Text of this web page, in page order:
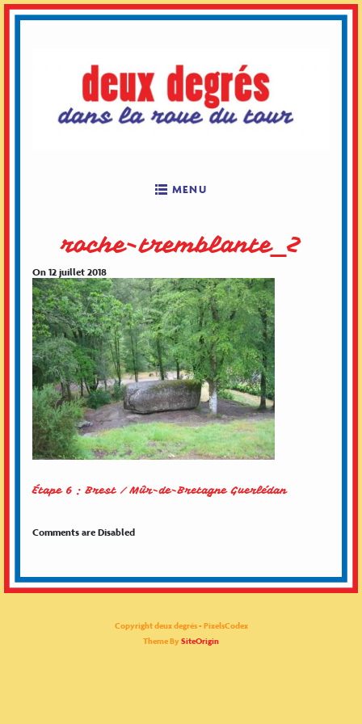
MENU
roche-tremblante_2
On 12 juillet 2018
Étape 6 : Brest / Mûr-de-Bretagne Guerlédan
Comments are Disabled
Copyright deux degrés - PixelsCodex
Theme By SiteOrigin